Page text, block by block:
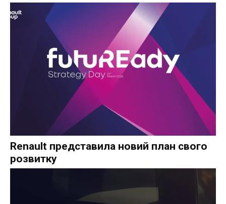
Renault представила новий план свого
розвитку